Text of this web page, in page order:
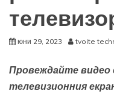
юни 29, 2023 tvoite
Провеждайте
телевизионния